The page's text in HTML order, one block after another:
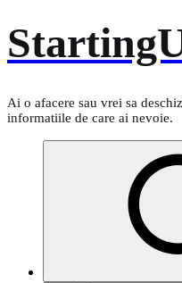
Ai o afacere sau vrei sa
informatiile de care ai nevoie.